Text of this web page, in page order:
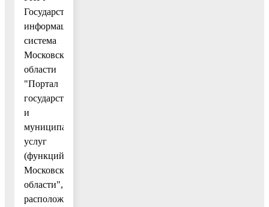
Государственная
информационная
система
Московской
области
"Портал
государственных
и
муниципальных
услуг
(функций)
Московской
области",
расположенная